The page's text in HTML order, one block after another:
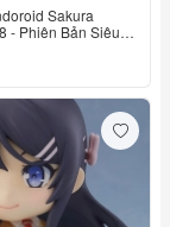
Sakura
- Phiên Bản Siêu